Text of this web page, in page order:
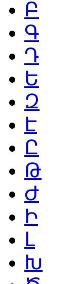
Բ
Գ
Դ
Ե
Զ
Է
Ը
Թ
Ժ
Ի
Լ
Խ